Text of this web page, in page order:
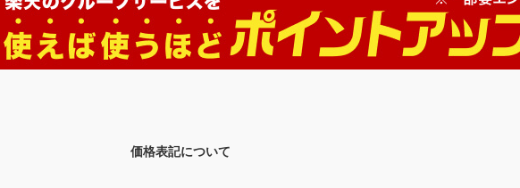
価格表記について